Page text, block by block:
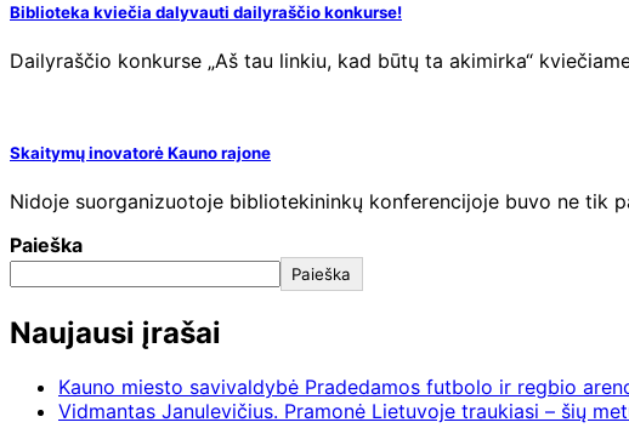
Biblioteka kviečia dalyvauti dailyraščio konkurse!
Dailyraščio konkurse „Aš tau linkiu, kad būtų ta akimirka“
Skaitymų inovatorė Kauno rajone
Nidoje suorganizuotoje bibliotekininkų konferencijoje buvo ne tik
Paieška
Paieška
Naujausi įrašai
Kauno miesto savivaldybė Pradedamos futbolo ir regbio
Vidmantas Janulevičius. Pramonė Lietuvoje traukiasi – šių